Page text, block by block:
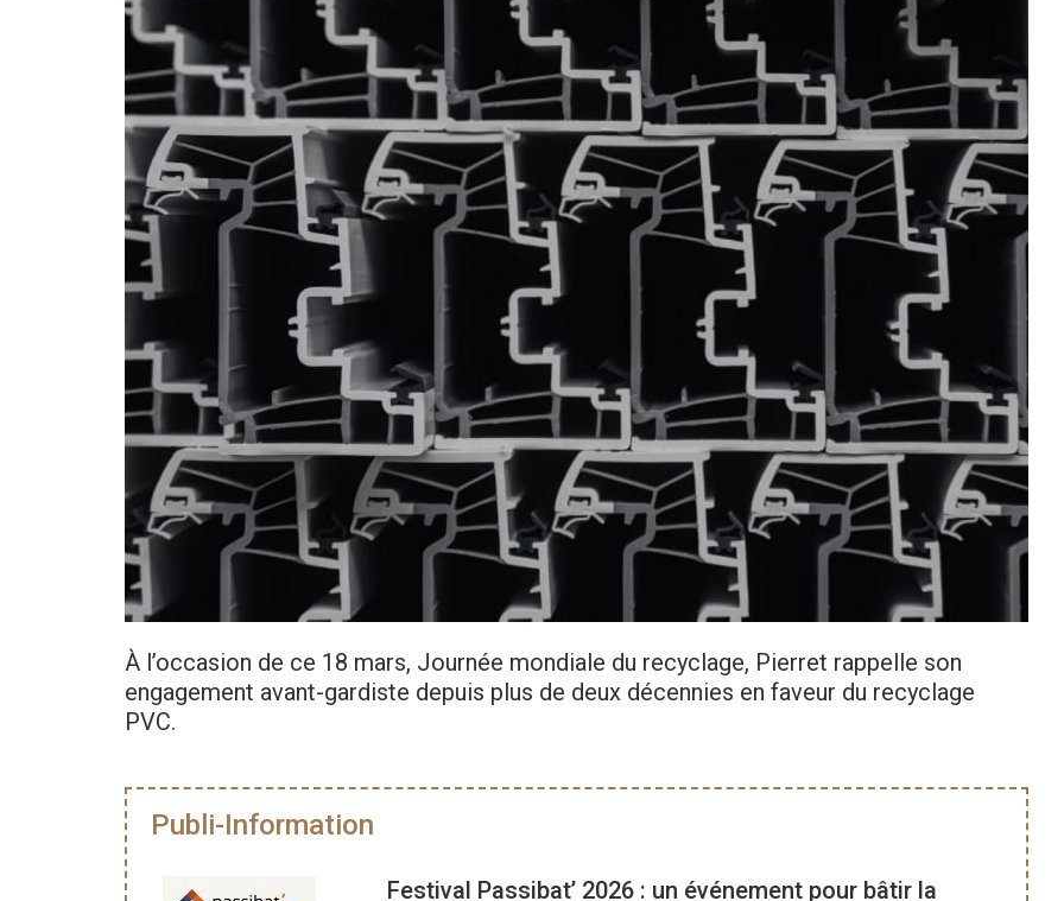
À l’occasion de ce 18 mars, Journée mondiale du recyclage, Pierret rappelle son
engagement avant-gardiste depuis plus de deux décennies en faveur du recyclage
PVC.
Publi-Information
Festival Passibat’ 2026 : un événement pour bâtir la